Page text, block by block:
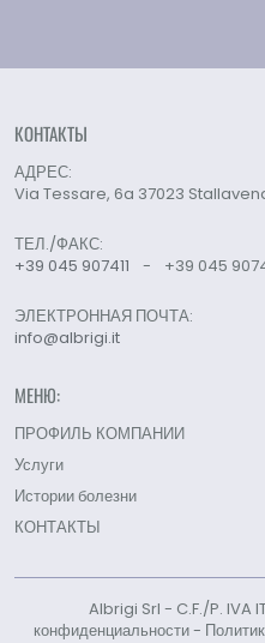
КОНТАКТЫ
АДРЕС:
Via Tessare, 6a 37023
ТЕЛ./ФАКС:
+39 045 907411
- +39 045
ЭЛЕКТРОННАЯ ПОЧТА:
info@albrigi.it
МЕНЮ:
ПРОФИЛЬ КОМПАНИИ
Услуги
Истории болезни
КОНТАКТЫ
Albrigi Srl - C.F./P. IVA
конфиденциальности-